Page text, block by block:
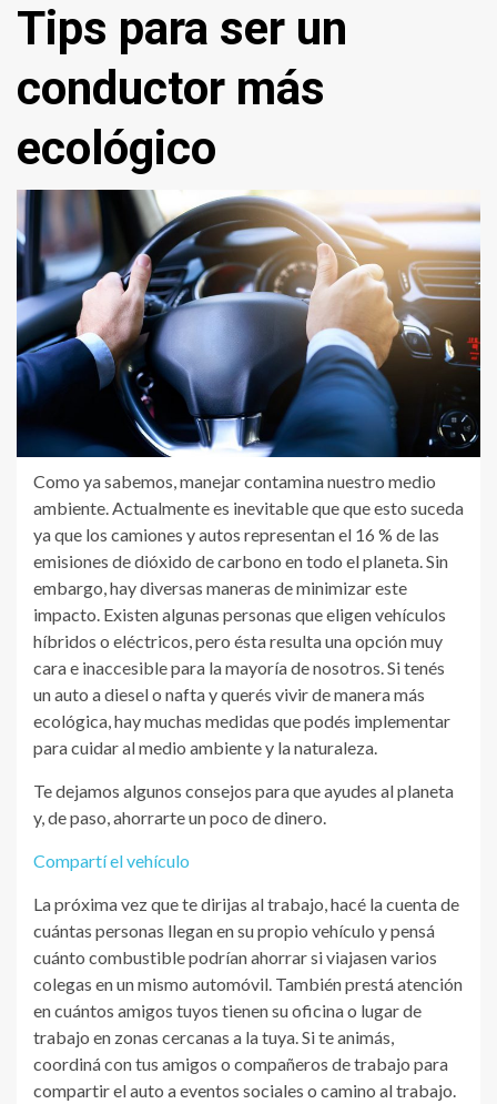
Tips para ser un
conductor más
ecológico
Como ya sabemos, manejar contamina nuestro medio
ambiente. Actualmente es inevitable que que esto suceda
ya que los camiones y autos representan el 16 % de las
emisiones de dióxido de carbono en todo el planeta. Sin
embargo, hay diversas maneras de minimizar este
impacto. Existen algunas personas que eligen vehículos
híbridos o eléctricos, pero ésta resulta una opción muy
cara e inaccesible para la mayoría de nosotros. Si tenés
un auto a diesel o nafta y querés vivir de manera más
ecológica, hay muchas medidas que podés implementar
para cuidar al medio ambiente y la naturaleza.
Te dejamos algunos consejos para que ayudes al planeta
y, de paso, ahorrarte un poco de dinero.
Compartí el vehículo
La próxima vez que te dirijas al trabajo, hacé la cuenta de
cuántas personas llegan en su propio vehículo y pensá
cuánto combustible podrían ahorrar si viajasen varios
colegas en un mismo automóvil. También prestá atención
en cuántos amigos tuyos tienen su oficina o lugar de
trabajo en zonas cercanas a la tuya. Si te animás,
coordiná con tus amigos o compañeros de trabajo para
compartir el auto a eventos sociales o camino al trabajo.